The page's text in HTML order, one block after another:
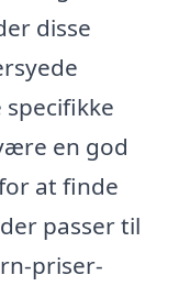
disse
en god
at finde
passer til
priser-